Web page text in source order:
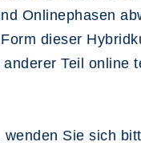
Onlinephasen
dieser
Teil online
Sie sich